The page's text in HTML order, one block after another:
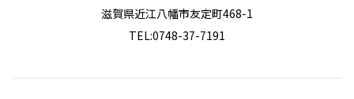
滋賀県近江八幡市友定町468-1
TEL:0748-37-7191